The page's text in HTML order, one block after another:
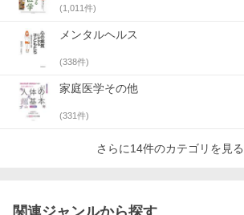
(1,011件)
メンタルヘルス
(338件)
家庭医学その他
(331件)
さらに14件のカテゴリを見る